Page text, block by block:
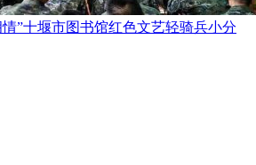
”十堰市图书馆红色文艺轻骑兵小分